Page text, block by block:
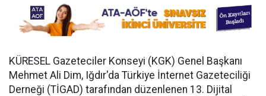
KÜRESEL Gazeteciler Konseyi (KGK) Genel Başkanı
Mehmet Ali Dim, Iğdır'da Türkiye İnternet Gazeteciliği
Derneği (TİGAD) tarafından düzenlenen 13. Dijital